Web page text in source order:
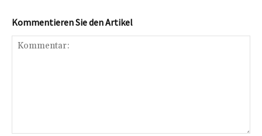
Kommentieren Sie den Artikel